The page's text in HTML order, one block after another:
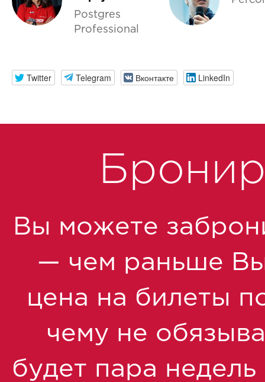
Postgres
Professional
Twitter Telegram Вконтакте LinkedIn
Вы можете
— чем раньше Вы
цена на билеты
чему не
будет пара